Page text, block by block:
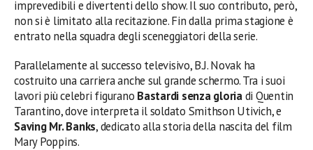
imprevedibili e divertenti dello show. Il suo contributo, però,
non si è limitato alla recitazione. Fin dalla prima stagione è
entrato nella squadra degli sceneggiatori della serie.
Parallelamente al successo televisivo, B.J. Novak ha
costruito una carriera anche sul grande schermo. Tra i suoi
lavori più celebri figurano Bastardi senza gloriadi Quentin
Tarantino, dove interpreta il soldato Smithson Utivich, e
Saving Mr. Banks, dedicato alla storia della nascita del film
Mary Poppins.